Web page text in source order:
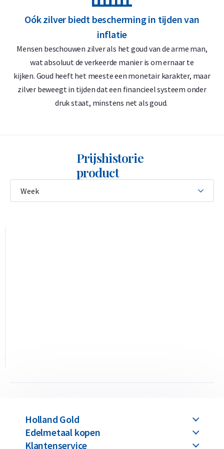
Zwitserland of Singapore), hoeft u eveneens geen btw te
betalen. Dit maakt het een interessante optie voor
De edelmetaalrekening: u koopt btw-vrij fysiek zilver per
gram tegen de scherpste prijs.
Levering & Verpakking
• Veilige en verzekerde opslag mogelijk via
Waarom kiezen voor de 1 kilogram
Umicore zilverbaar
verhandelbaar.
Feinsilber 999” keurmerk en worden geproduceerd in België
door Umicore. Deze producent bestaat al sinds 1800, is sinds
1930 LBMA-geaccrediteerd en staat sindsdien op de Good
Oók zilver biedt bescherming in tijden van
inflatie
Mensen beschouwen zilver als het goud van de arme man,
wat absoluut de verkeerde manier is om ernaar te
kijken. Goud heeft het meeste een monetair karakter, maar
zilver beweegt in tijden dat een financieel systeem onder
druk staat, minstens net als goud.
Prijshistorie
product
Holland Gold
Edelmetaal kopen
Klantenservice